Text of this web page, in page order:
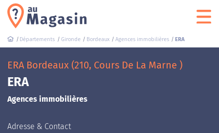
Départements Gironde Bordeaux Agences immobilières ERA
ERA Bordeaux (210, Cours De La Marne )
ERA
Agences immobilières
Adresse & Contact